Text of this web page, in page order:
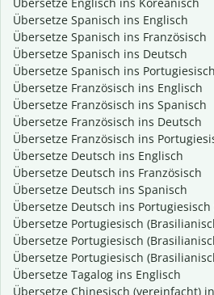
Übersetze Spanisch ins Englisch
Übersetze Spanisch ins Französisch
Übersetze Spanisch ins Deutsch
Übersetze Spanisch ins
Übersetze Französisch ins Englisch
Übersetze Französisch ins Spanisch
Übersetze Französisch ins Deutsch
Übersetze Französisch ins
Übersetze Deutsch ins Englisch
Übersetze Deutsch ins Französisch
Übersetze Deutsch ins Spanisch
Übersetze Deutsch ins
Übersetze Portugiesisch
Übersetze Portugiesisch
Übersetze Portugiesisch
Übersetze Tagalog ins Englisch
Übersetze Chinesisch (vereinfacht)